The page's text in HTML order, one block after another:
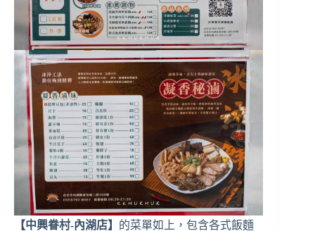
【中興眷村-內湖店】 的菜單如上，包含各式飯麵